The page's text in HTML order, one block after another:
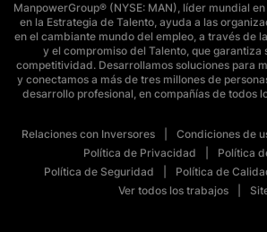
ManpowerGroup® (NYSE: MAN), líder mundial
en la Estrategia de Talento, ayuda a las
en el cambiante mundo del empleo, a través de
y el compromiso del Talento, que garantiza
competitividad. Desarrollamos soluciones para
y conectamos a más de tres millones de
desarrollo profesional, en compañías de todos
Relaciones con Inversores Condiciones de
Política de Privacidad
Política
Política de Seguridad
Política de
Ver todos los trabajos